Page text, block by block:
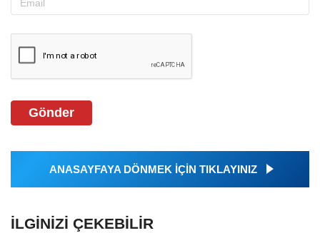
Gönder
ANASAYFAYA DÖNMEK İÇİN TIKLAYINIZ
İLGINIZI ÇEKEBILIR